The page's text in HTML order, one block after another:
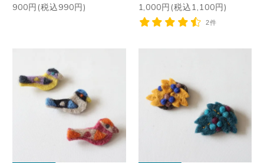
900円(税込990円)
1,000円(税込1,100円)
2件